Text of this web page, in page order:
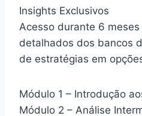
Insights Exclusivos
Acesso durante 6
detalhados dos bancos
de estratégias em
Módulo 1 – Introdução
Módulo 2 – Análise